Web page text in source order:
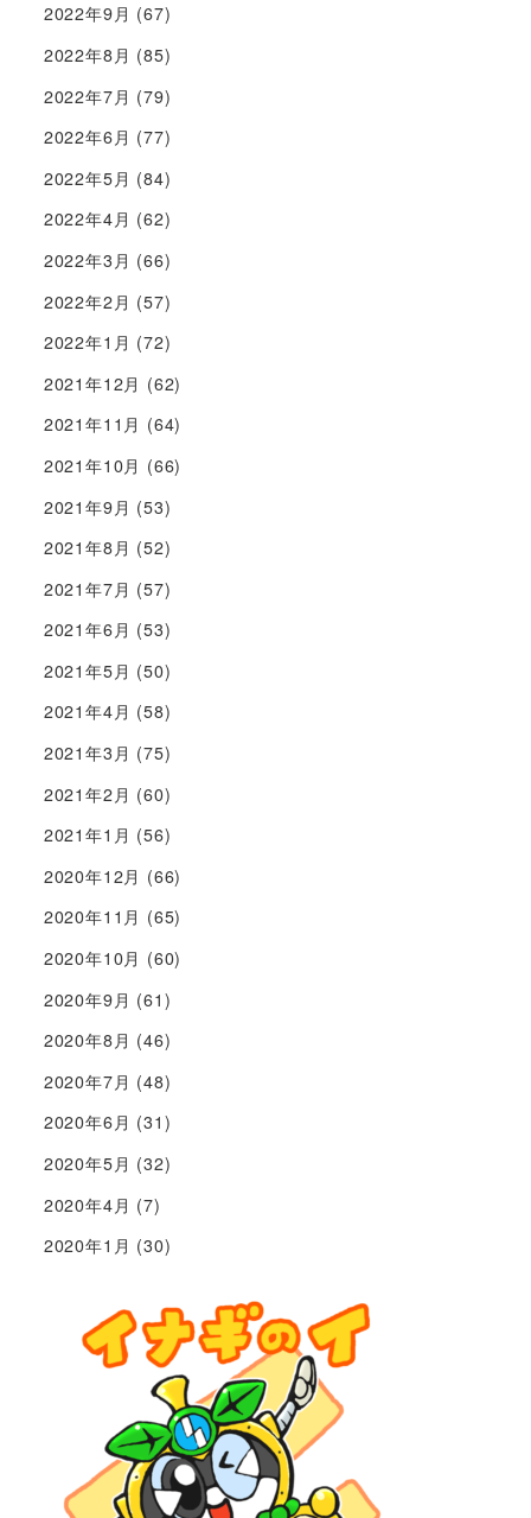
2022年9月 (67)
2022年8月 (85)
2022年7月 (79)
2022年6月 (77)
2022年5月 (84)
2022年4月 (62)
2022年3月 (66)
2022年2月 (57)
2022年1月 (72)
2021年12月 (62)
2021年11月 (64)
2021年10月 (66)
2021年9月 (53)
2021年8月 (52)
2021年7月 (57)
2021年6月 (53)
2021年5月 (50)
2021年4月 (58)
2021年3月 (75)
2021年2月 (60)
2021年1月 (56)
2020年12月 (66)
2020年11月 (65)
2020年10月 (60)
2020年9月 (61)
2020年8月 (46)
2020年7月 (48)
2020年6月 (31)
2020年5月 (32)
2020年4月 (7)
2020年1月 (30)